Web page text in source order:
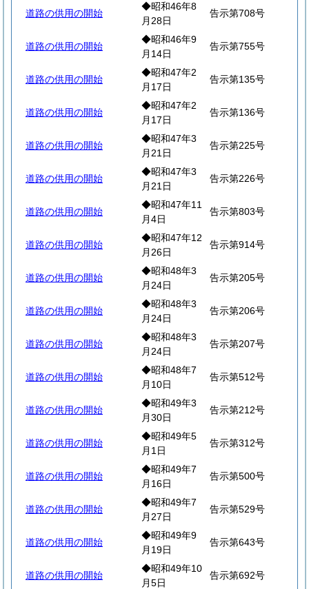
道路の供用の開始
◆昭和46年8
月28日
告示第708号
道路の供用の開始
◆昭和46年9
月14日
告示第755号
道路の供用の開始
◆昭和47年2
月17日
告示第135号
道路の供用の開始
◆昭和47年2
月17日
告示第136号
道路の供用の開始
◆昭和47年3
月21日
告示第225号
道路の供用の開始
◆昭和47年3
月21日
告示第226号
道路の供用の開始
◆昭和47年11
月4日
告示第803号
道路の供用の開始
◆昭和47年12
月26日
告示第914号
道路の供用の開始
◆昭和48年3
月24日
告示第205号
道路の供用の開始
◆昭和48年3
月24日
告示第206号
道路の供用の開始
◆昭和48年3
月24日
告示第207号
道路の供用の開始
◆昭和48年7
月10日
告示第512号
道路の供用の開始
◆昭和49年3
月30日
告示第212号
道路の供用の開始
◆昭和49年5
月1日
告示第312号
道路の供用の開始
◆昭和49年7
月16日
告示第500号
道路の供用の開始
◆昭和49年7
月27日
告示第529号
道路の供用の開始
◆昭和49年9
月19日
告示第643号
道路の供用の開始
◆昭和49年10
月5日
告示第692号